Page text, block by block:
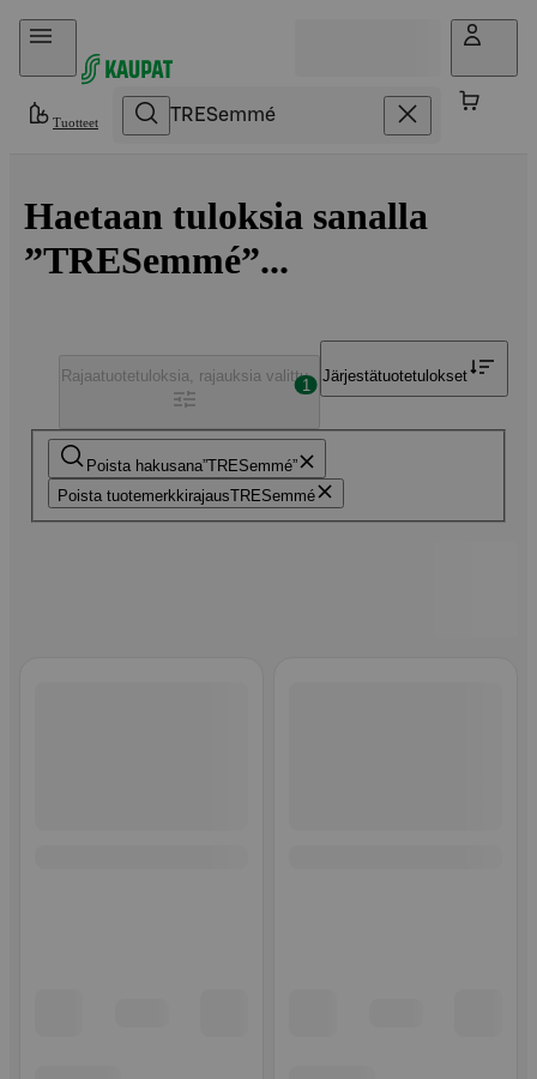
Hyppää sisältöön
Tuotteet
Haetaan tuloksia sanalla
”TRESemmé”...
Poista hakusana TRESemmé
Poista tuotemerkkirajausTRESemmé
Rajaatuotetuloksia, rajauksia valittu
1
Järjestätuotetulokset